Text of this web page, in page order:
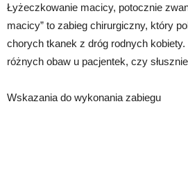
Łyżeczkowanie macicy, potocznie
macicy” to zabieg chirurgiczny, który
chorych tkanek z dróg rodnych
różnych obaw u pacjentek, czy
Wskazania do wykonania zabiegu